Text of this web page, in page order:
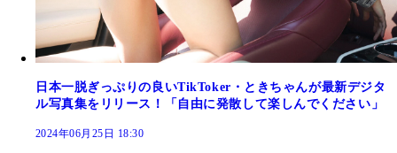
日本一脱ぎっぷりの良いTikToker・ときちゃんが最新デジタ
ル写真集をリリース！「自由に発散して楽しんでください」
2024年06月25日 18:30